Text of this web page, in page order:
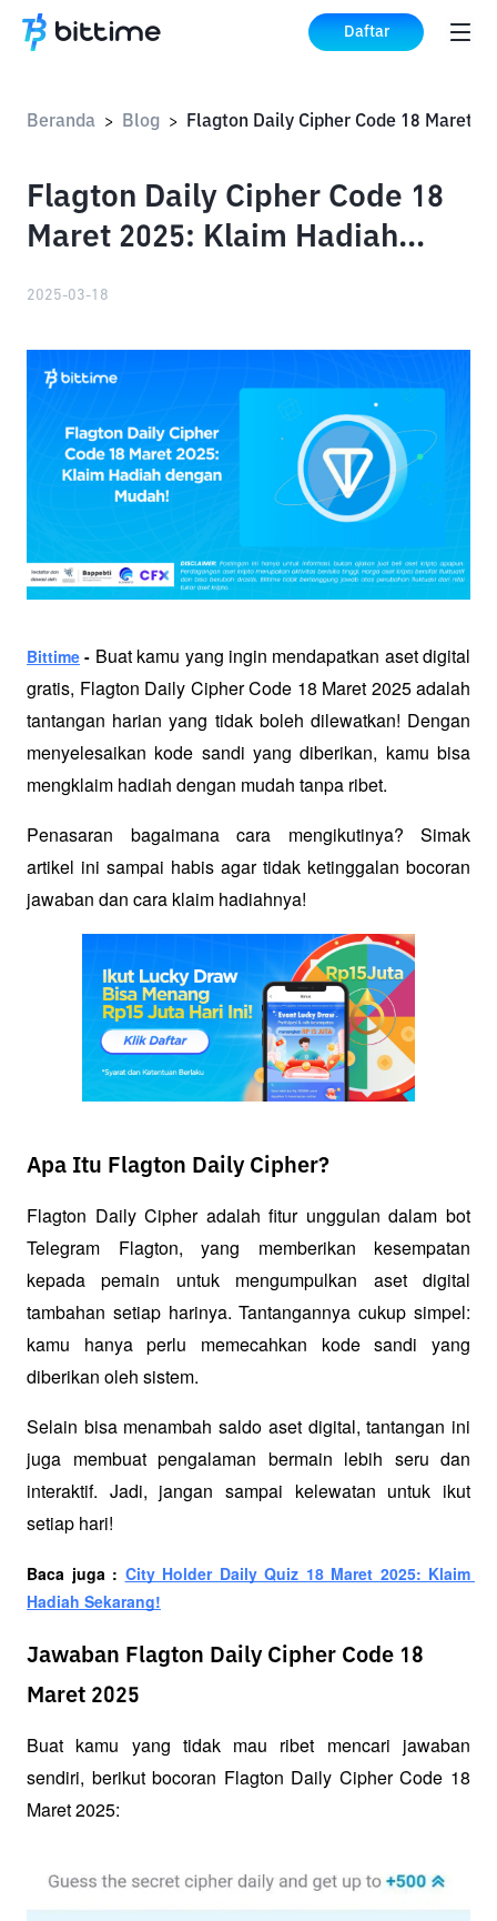
Daftar
Beranda > Blog >
Flagton Daily Cipher Code 18
Maret 2025: Klaim Hadiah
2025-03-18
Bittime - Buat kamu yang ingin mendapatkan aset digital
gratis, Flagton Daily Cipher Code 18 Maret 2025 adalah
tantangan harian yang tidak boleh dilewatkan! Dengan
menyelesaikan kode sandi yang diberikan, kamu bisa
mengklaim hadiah dengan mudah tanpa ribet.
Penasaran bagaimana cara mengikutinya? Simak
artikel ini sampai habis agar tidak ketinggalan bocoran
jawaban dan cara klaim hadiahnya!
Apa Itu Flagton Daily Cipher?
Flagton Daily Cipher adalah fitur unggulan dalam bot
Telegram Flagton, yang memberikan kesempatan
kepada pemain untuk mengumpulkan aset digital
tambahan setiap harinya. Tantangannya cukup simpel:
kamu hanya perlu memecahkan kode sandi yang
diberikan oleh sistem.
Selain bisa menambah saldo aset digital, tantangan ini
juga membuat pengalaman bermain lebih seru dan
interaktif. Jadi, jangan sampai kelewatan untuk ikut
setiap hari!
Baca juga : City Holder Daily Quiz 18 Maret 2025: Klaim
Hadiah Sekarang!
Jawaban Flagton Daily Cipher Code 18
Maret 2025
Buat kamu yang tidak mau ribet mencari jawaban
sendiri, berikut bocoran Flagton Daily Cipher Code 18
Maret 2025: